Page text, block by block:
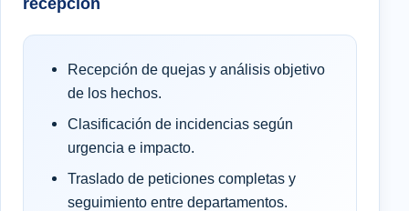
Recepción de quejas y análisis objetivo
de los hechos.
Clasificación de incidencias según
urgencia e impacto.
Traslado de peticiones completas y
seguimiento entre departamentos.